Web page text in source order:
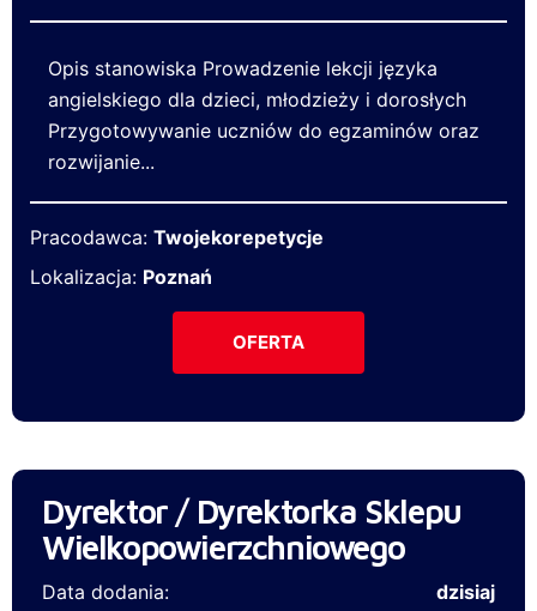
Opis stanowiska Prowadzenie lekcji języka
angielskiego dla dzieci, młodzieży i dorosłych
Przygotowywanie uczniów do egzaminów oraz
rozwijanie...
Pracodawca: Twojekorepetycje
Lokalizacja: Poznań
OFERTA
Dyrektor / Dyrektorka Sklepu
Wielkopowierzchniowego
Data dodania: dzisiaj